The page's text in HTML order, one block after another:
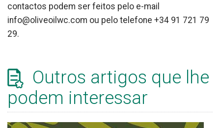
contactos podem ser feitos pelo e-mail
info@oliveoilwc.com ou pelo telefone +34 91 721 79
29.
Outros artigos que lhe
podem interessar